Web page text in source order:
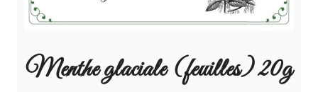
Menthe glaciale (feuilles) 20g